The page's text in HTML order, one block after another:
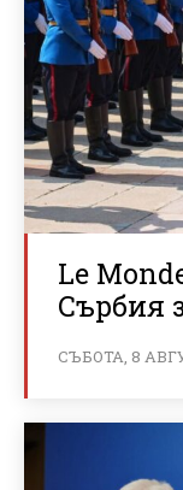
Le
Сърбия
СЪБОТА, 8